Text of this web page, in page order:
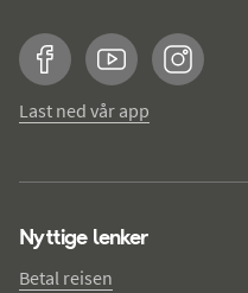
FacebookYouTubeInstagram
Last ned vår app
Nyttige lenker
Betal reisen